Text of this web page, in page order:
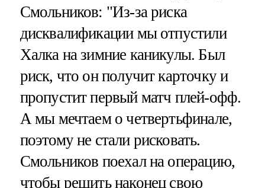
Смольников: "Из-за риска
дисквалификации мы отпустили
Халка на зимние каникулы. Был
риск, что он получит карточку и
пропустит первый матч плей-офф.
А мы мечтаем о четвертьфинале,
поэтому не стали рисковать.
Смольников поехал на операцию,
чтобы решить наконец свою